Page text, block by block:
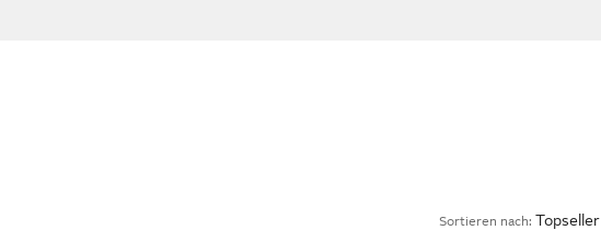
Sortieren nach: Topseller